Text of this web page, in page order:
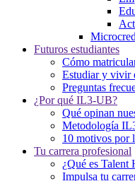
Futuros estudiantes
Cómo
Estudiar y vivir
Preguntas
¿Por qué IL3-UB?
Qué opinan
Metodología
10 motivos por
Tu carrera profesional
¿Qué es Talent
Impulsa tu